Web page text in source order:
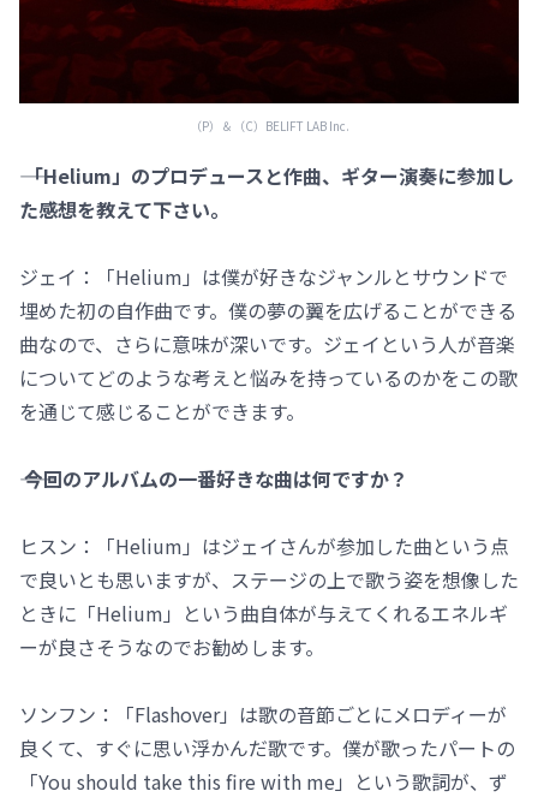
（P）＆（C）BELIFT LAB Inc.
―― 「Helium」のプロデュースと作曲、ギター演奏に参加し
た感想を教えて下さい。
ジェイ：「Helium」は僕が好きなジャンルとサウンドで
埋めた初の自作曲です。僕の夢の翼を広げることができる
曲なので、さらに意味が深いです。ジェイという人が音楽
についてどのような考えと悩みを持っているのかをこの歌
を通じて感じることができます。
―― 今回のアルバムの一番好きな曲は何ですか？
ヒスン：「Helium」はジェイさんが参加した曲という点
で良いとも思いますが、ステージの上で歌う姿を想像した
ときに「Helium」という曲自体が与えてくれるエネルギ
ーが良さそうなのでお勧めします。
ソンフン：「Flashover」は歌の音節ごとにメロディーが
良くて、すぐに思い浮かんだ歌です。僕が歌ったパートの
「You should take this fire with me」という歌詞が、ず